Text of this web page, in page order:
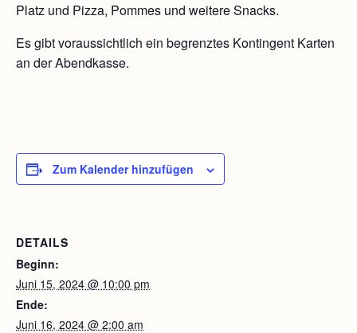
Platz und Pizza, Pommes und weitere Snacks.
Es gibt voraussichtlich ein begrenztes Kontingent Karten
an der Abendkasse.
Zum Kalender hinzufügen
DETAILS
Beginn:
Juni 15, 2024 @ 10:00 pm
Ende:
Juni 16, 2024 @ 2:00 am